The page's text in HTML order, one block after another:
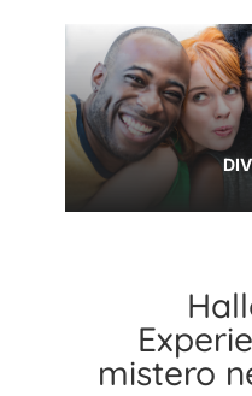
mistero